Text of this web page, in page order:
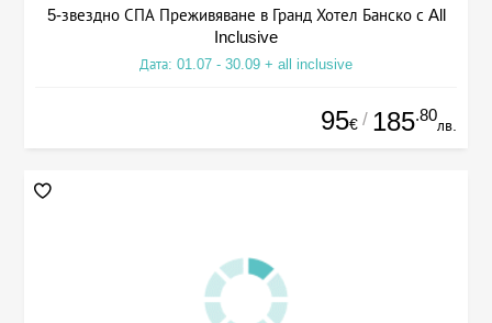
5-звездно СПА Преживяване в Гранд Хотел Банско с All
Inclusive
Дата: 01.07 - 30.09 + all inclusive
95€ / 185.80
лв.